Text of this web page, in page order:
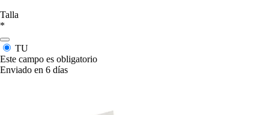
Talla
*
TU
Este campo es obligatorio
Enviado en 6 días